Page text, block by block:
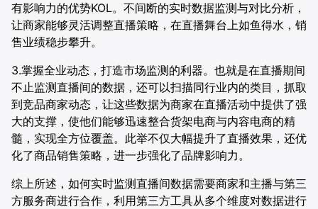
有影响力的优势KOL。不间断的实时数据监测与对比分析，
让商家能够灵活调整直播策略，在直播舞台上如鱼得水，销
售业绩稳步攀升。
3.掌握全业动态，打造市场监测的利器。也就是在直播期间
不止监测直播间的数据，还可以扫描同行业内的类目，抓取
到竞品商家动态，让这些数据为商家在直播活动中提供了强
大的支撑，使他们能够迅速整合货架电商与内容电商的精
髓，实现全方位覆盖。此举不仅大幅提升了直播效果，还优
化了商品销售策略，进一步强化了品牌影响力。
综上所述，如何实时监测直播间数据需要商家和主播与第三
方服务商进行合作，利用第三方工具从多个维度对数据进行